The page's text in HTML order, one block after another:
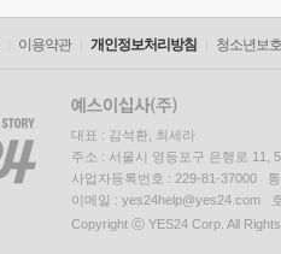
이용약관 개인정보처리방침 청소년보
대표 : 김석환, 최세라
주소 : 서울시 영등포구 은행로 11,
사업자등록번호 : 229-81-37000
이메일 : yes24help@yes24.com
Copyright ⓒ YES24 Corp. All